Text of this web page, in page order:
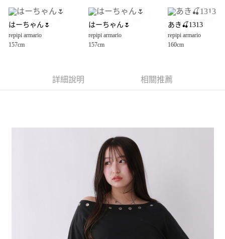
大哥付你分期
【大哥付你分期使用說明】
1.本服務由台灣大哥大提供，台灣大哥大用戶可立即使用無須另外申請。
2.付款方式選擇「大哥付你分期」，訂單成立後會自動跳轉到大哥付的交易
3.實際核准額度、可分期數及費用金額請依後續交易確認頁面所載為準。
4.訂單成立30分鐘內，如未前往確認交易或遇審核未通過，訂單將自動取
醒簡訊。
2.透過簡訊連結打開帳單後，可選擇「超商條碼／台灣大直營門市／銀行轉
帳／街口支付／iPASS MONEY」等通路繳費。
1.本服務係由「台灣大哥大股份有限公司」（以下簡稱本公司）所提供，讓
用戶於交易時，得透過本服務購買商品或服務，並由商店將買賣／分期付款
買賣價金債權讓與本公司後，依約使用本公司帳單繳交帳款。
2.基於同意付款使用「大哥付你分期」之契約關係目的，商店將以您的個人
資料（包含姓名、電話或地址）提供予台灣大哥大進項蒐集、處理及利用，
由本公司與您本人進行分期帳單所需資料之確認、核對及更正。
3.完整用戶服務條款，請詳閱以下連結：
AFTEE先享後付
結帳頁面，進行簡訊認證並確認金額後，即可完成結帳。
２．訂單成立數日內，您將收到繳費通知簡訊。
３．收到繳費通知簡訊後14天內，點擊此簡訊中的連結，可透過四大超商／
ATM／網路銀行／等多元方式進行付款，方視為交易完成。
※ 請注意：結帳手續完成當下不需立刻繳費，但若您需要取消訂單，請聯絡
購買商品的店家。未經商家同意取消之訂單仍視為有效，需透過AFTEE先享
※ 交易是否成功請以「AFTEE先享後付 」之結帳頁面顯示為準，若有關於
是否繳費成功／繳費後需取消欲退款等相關疑問，請聯繫「AFTEE先享後付
https://netprotections.freshdesk.com/support/home
每筆NT$80，滿NT$1,500(含以上)免運費
每筆NT$80，滿NT$1,500(含以上)免運費
每筆NT$80，滿NT$1,500(含以上)免運費
每筆NT$80，滿NT$1,500(含以上)免運費
はーちゃん🌷
repipi armario
157cm
はーちゃん🌷
repipi armario
157cm
あき🍒1313
repipi armario
160cm
詳細說明 相關推薦